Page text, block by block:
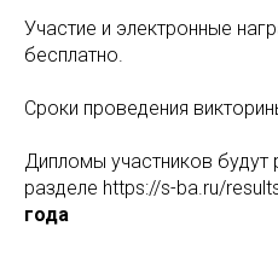
Участие и электронные
бесплатно.
Сроки проведения
Дипломы участников
разделе https://s-ba.ru/
года